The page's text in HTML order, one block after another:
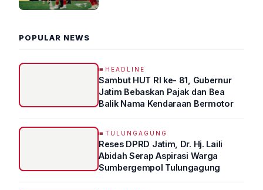
POPULAR NEWS
HEADLINE
Sambut HUT RI ke- 81, Gubernur
Jatim Bebaskan Pajak dan Bea
Balik Nama Kendaraan Bermotor
TULUNGAGUNG
Reses DPRD Jatim, Dr. Hj. Laili
Abidah Serap Aspirasi Warga
Sumbergempol Tulungagung